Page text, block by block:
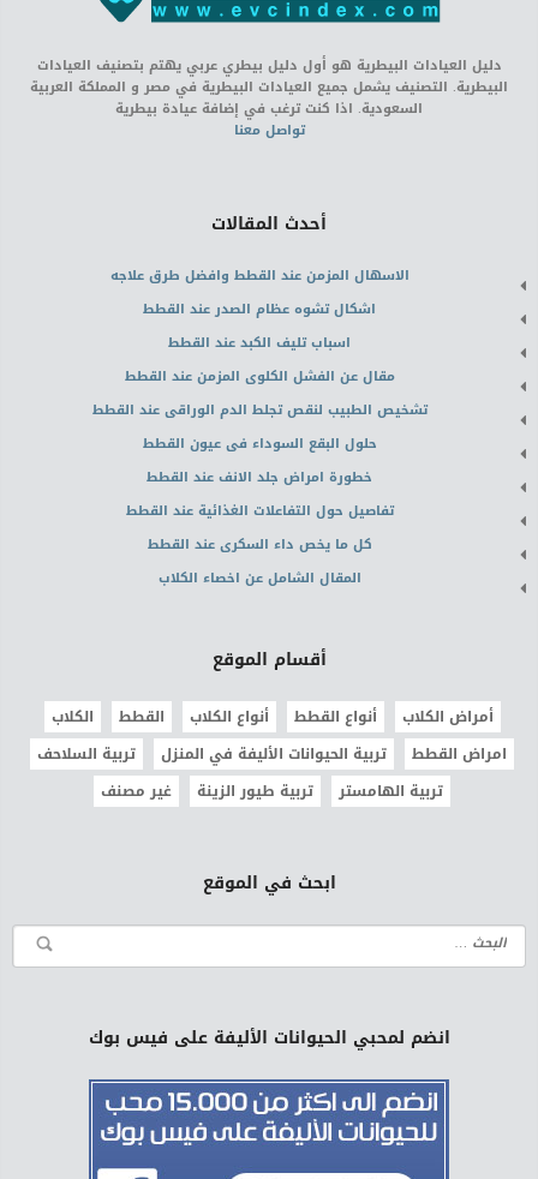
دليل العيادات البيطرية هو أول دليل بيطري عربي يهتم بتصنيف العيادات
البيطرية. التصنيف يشمل جميع العيادات البيطرية في مصر و المملكة العربية
السعودية. اذا كنت ترغب في إضافة عيادة بيطرية
تواصل معنا
أحدث المقالات
الاسهال المزمن عند القطط وافضل طرق علاجه
اشكال تشوه عظام الصدر عند القطط
اسباب تليف الكبد عند القطط
مقال عن الفشل الكلوى المزمن عند القطط
تشخيص الطبيب لنقص تجلط الدم الوراقى عند القطط
حلول البقع السوداء فى عيون القطط
خطورة امراض جلد الانف عند القطط
تفاصيل حول التفاعلات الغذائية عند القطط
كل ما يخص داء السكرى عند القطط
المقال الشامل عن اخصاء الكلاب
أقسام الموقع
أمراض الكلاب أنواع القطط أنواع الكلاب القطط
الكلاب
امراض القطط
تربية الحيوانات الأليفة في المنزل
تربية السلاحف
تربية الهامستر
تربية طيور الزينة غير مصنف
ابحث في الموقع
انضم لمحبي الحيوانات الأليفة على فيس بوك